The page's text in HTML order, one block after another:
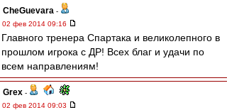
CheGuevara -
02 фев 2014 09:16
Главного тренера Спартака и великолепного в
прошлом игрока с ДР! Всех благ и удачи по
всем направлениям!
Grex -
02 фев 2014 09:03